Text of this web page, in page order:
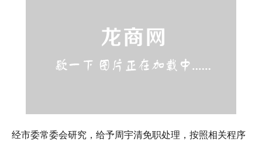
经市委常委会研究，给予周宇清免职处理，按照相关程序